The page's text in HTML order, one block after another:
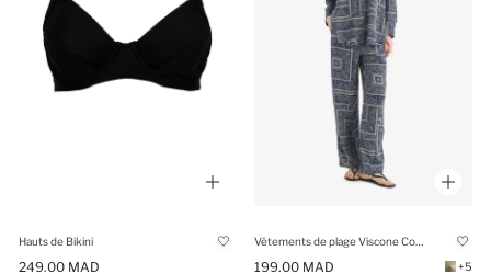
Hauts de Bikini
249.00 MAD 199.00 MAD +5